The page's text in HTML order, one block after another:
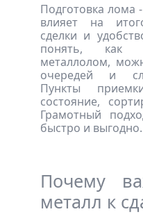
Подготовка лома
влияет на
сделки и
понять, как
металлолом,
очередей и
Пункты
состояние,
Грамотный
быстро и выгодно.
Почему
металл к